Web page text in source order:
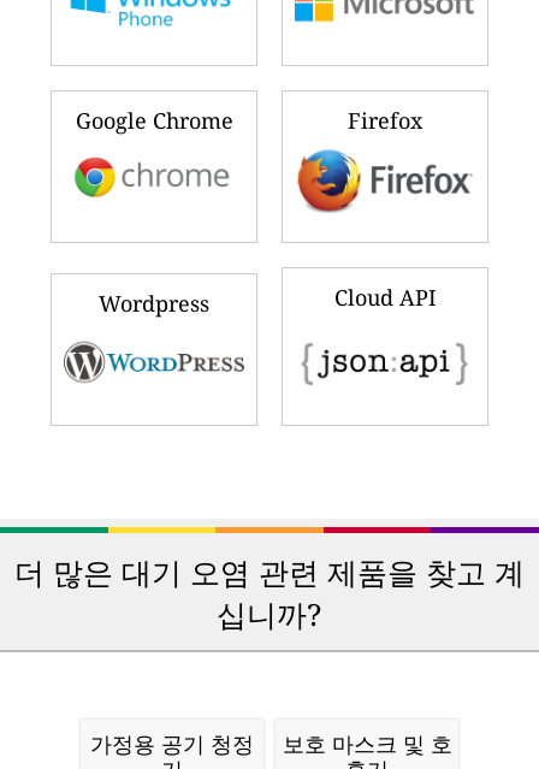
Google Chrome Firefox
Wordpress Cloud API
더 많은 대기 오염 관련 제품을 찾고 계
십니까?
가정용 공기 청정
보호 마스크 및 호